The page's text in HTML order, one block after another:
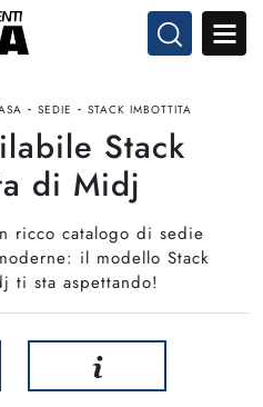
- SEDIE - STACK IMBOTTITA
Stack
di Midj
ricco catalogo di sedie
il modello Stack
ti sta aspettando!